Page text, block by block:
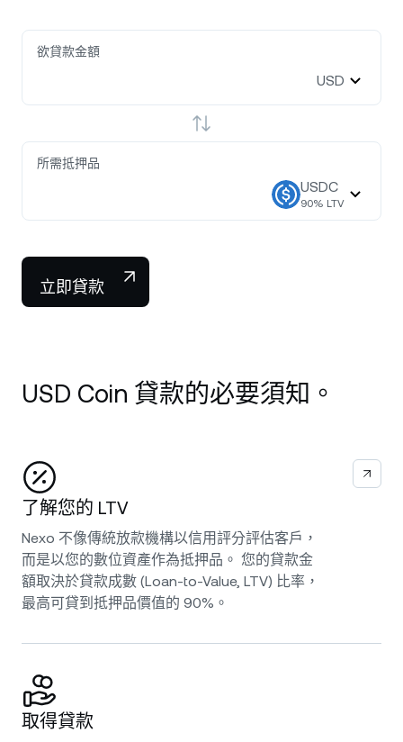
欲貸款金額
USD
所需抵押品
USDC
90% LTV
立即貸款
USD Coin 貸款的必要須知。
了解您的 LTV
Nexo 不像傳統放款機構以信用評分評估客戶，
而是以您的數位資產作為抵押品。 您的貸款金
額取決於貸款成數 (Loan-to-Value, LTV) 比率，
最高可貸到抵押品價值的 90%。
取得貸款